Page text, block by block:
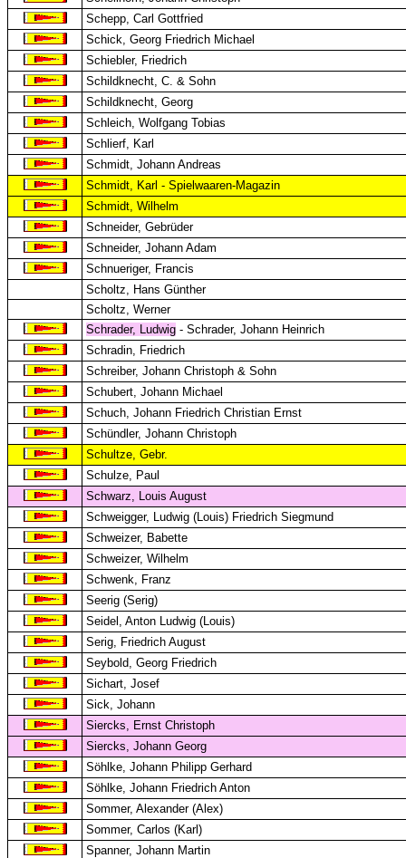
Schepp, Carl Gottfried
Schick, Georg Friedrich Michael
Schiebler, Friedrich
Schildknecht, C. & Sohn
Schildknecht, Georg
Schleich, Wolfgang Tobias
Schlierf, Karl
Schmidt, Johann Andreas
Schmidt, Karl - Spielwaaren-Magazin
Schmidt, Wilhelm
Schneider, Gebrüder
Schneider, Johann Adam
Schnueriger, Francis
Scholtz, Hans Günther
Scholtz, Werner
Schrader, Ludwig - Schrader, Johann Heinrich
Schradin, Friedrich
Schreiber, Johann Christoph & Sohn
Schubert, Johann Michael
Schuch, Johann Friedrich Christian Ernst
Schündler, Johann Christoph
Schultze, Gebr.
Schulze, Paul
Schwarz, Louis August
Schweigger, Ludwig (Louis) Friedrich Siegmund
Schweizer, Babette
Schweizer, Wilhelm
Schwenk, Franz
Seerig (Serig)
Seidel, Anton Ludwig (Louis)
Serig, Friedrich August
Seybold, Georg Friedrich
Sichart, Josef
Sick, Johann
Siercks, Ernst Christoph
Siercks, Johann Georg
Söhlke, Johann Philipp Gerhard
Söhlke, Johann Friedrich Anton
Sommer, Alexander (Alex)
Sommer, Carlos (Karl)
Spanner, Johann Martin